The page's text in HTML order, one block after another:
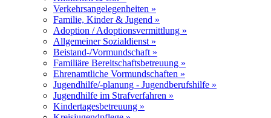
Verkehrsangelegenheiten »
Familie, Kinder & Jugend »
Adoption / Adoptionsvermittlung »
Allgemeiner Sozialdienst »
Beistand-/Vormundschaft »
Familiäre Bereitschaftsbetreuung »
Ehrenamtliche Vormundschaften »
Jugendhilfe/-planung - Jugendberufshilfe »
Jugendhilfe im Strafverfahren »
Kindertagesbetreuung »